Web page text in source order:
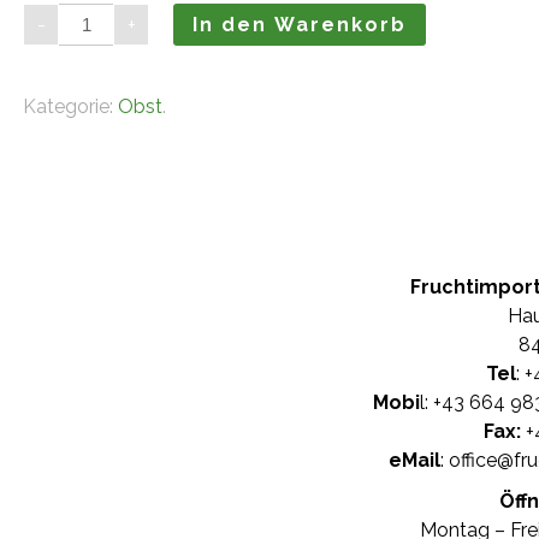
-
Mango
Stück)
+ In den Warenkorb
Kategorie: Obst.
Tel: +
Mobil: +43 664
Fax:
eMail:
Montag –